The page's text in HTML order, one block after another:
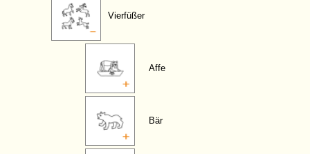
Vierfüßer
Affe
Bär